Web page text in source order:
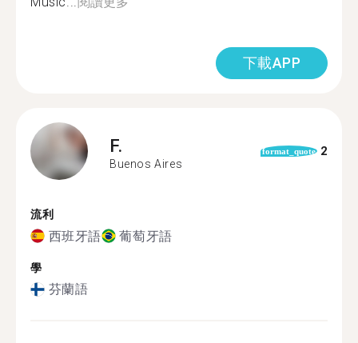
下載APP
F.
Buenos Aires
format_quote 2
流利
西班牙語 葡萄牙語
學
芬蘭語